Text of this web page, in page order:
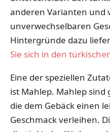
anderen Varianten und
unverwechselbaren
Hintergründe dazu
Sie sich in den
Eine der speziellen
ist Mahlep. Mahlep
die dem Gebäck einen
Geschmack verleihen.